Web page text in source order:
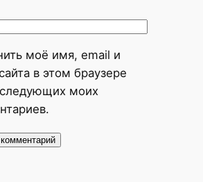
моё имя, email и
в этом браузере
моих